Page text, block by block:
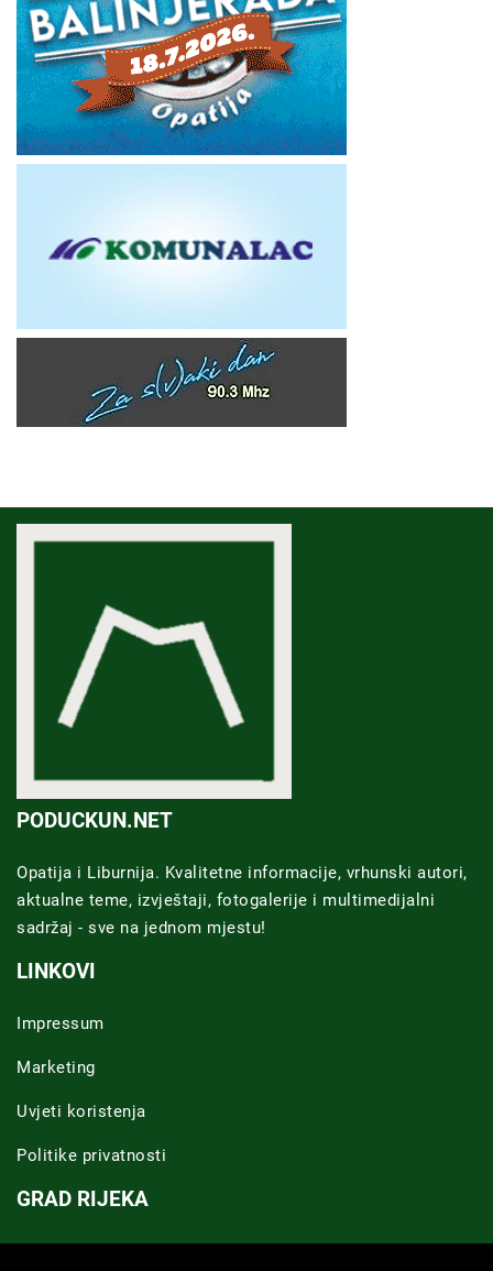
PODUCKUN.NET
Opatija i Liburnija. Kvalitetne informacije, vrhunski autori,
aktualne teme, izvještaji, fotogalerije i multimedijalni
sadržaj - sve na jednom mjestu!
LINKOVI
Impressum
Marketing
Uvjeti koristenja
Politike privatnosti
GRAD RIJEKA